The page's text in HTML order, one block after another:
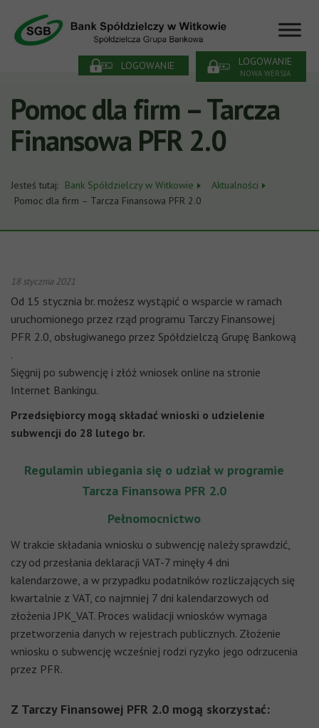
LOGOWANIE LOGOWANIE
NOWA WERSJA
Pomoc dla firm – Tarcza
Finansowa PFR 2.0
Jesteś tutaj: Bank Spółdzielczy w Witkowie
Aktualności
Pomoc dla firm – Tarcza Finansowa PFR 2.0
18 stycznia 2021
Od 15 stycznia br. możesz wystąpić o wsparcie w ramach
uruchomionego przez rząd programu Tarczy Finansowej
PFR 2.0, obsługiwanego przez Spółdzielczą Grupę Bankową
.
Sięgnij po subwencję i złóż wniosek online na stronie
Internet Bankingu.
Przedsiębiorcy mogą składać wnioski o udzielenie
subwencji do 28 lutego br.
Regulamin ubiegania się o udział w programie
Tarcza Finansowa PFR 2.0
Pełnomocnictwo
W trakcie składania wniosku o subwencję należy sprawdzić,
czy od przesłania deklaracji VAT-7 minęły 4 dni
kalendarzowe, a w przypadku podatników rozliczających się
kwartalnie z VAT, co najmniej 7 dni kalendarzowych od
złożenia JPK_VAT. Proces walidacji wniosków wymaga
przetworzenia danych w rejestrach publicznych. Złożenie
wniosku o subwencję wcześniej rodzi ryzyko jego odrzucenia
przez PFR.
Z Tarczy Finansowej PFR 2.0 mogą skorzystać: